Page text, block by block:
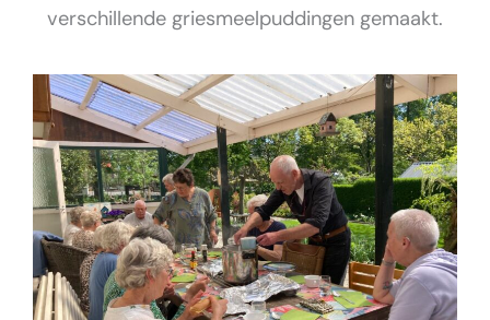
verschillende griesmeelpuddingen gemaakt.